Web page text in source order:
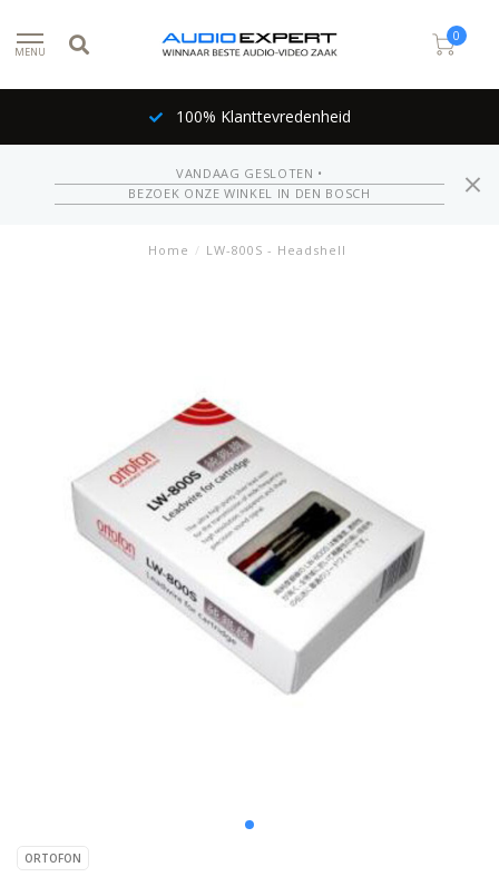
MENU
0
100% Klanttevredenheid
VANDAAG GESLOTEN •
BEZOEK ONZE WINKEL IN DEN BOSCH
Home / LW-800S - Headshell
ORTOFON